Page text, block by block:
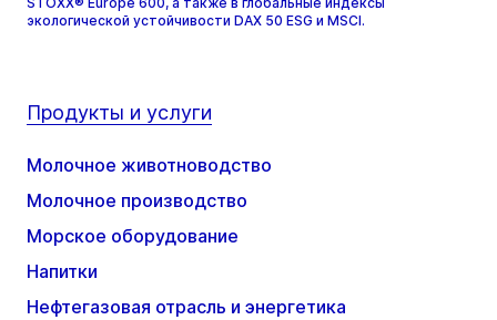
экологической устойчивости DAX 50 ESG и MSCI.
Продукты и услуги
Молочное животноводство
Молочное производство
Морское оборудование
Напитки
Нефтегазовая отрасль и энергетика